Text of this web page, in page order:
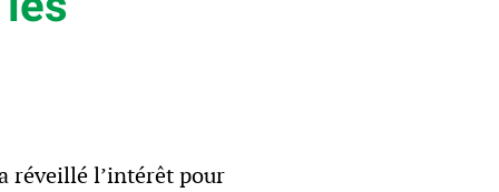
réveillé l’intérêt pour